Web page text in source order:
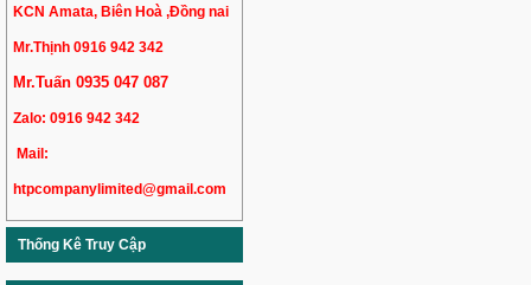
KCN Amata, Biên Hoà ,Đồng nai
Mr.Thịnh 0916 942 342
Mr.Tuấn 0935 047 087
Zalo: 0916 942 342
Mail:
htpcompanylimited@gmail.com
Thống Kê Truy Cập